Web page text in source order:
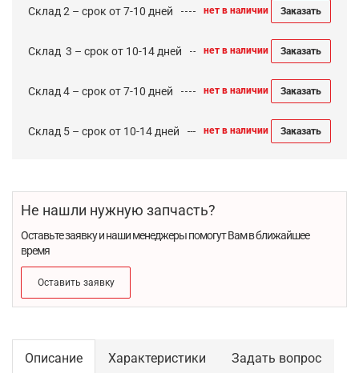
Склад 2 – срок от 7-10 дней нет в наличии Заказать
Cклад 3 – срок от 10-14 дней нет в наличии Заказать
Склад 4 – срок от 7-10 дней нет в наличии Заказать
Склад 5 – срок от 10-14 дней нет в наличии Заказать
Не нашли нужную запчасть?
Оставьте заявку и наши менеджеры помогут Вам в ближайшее
время
Оставить заявку
Описание Характеристики Задать вопрос